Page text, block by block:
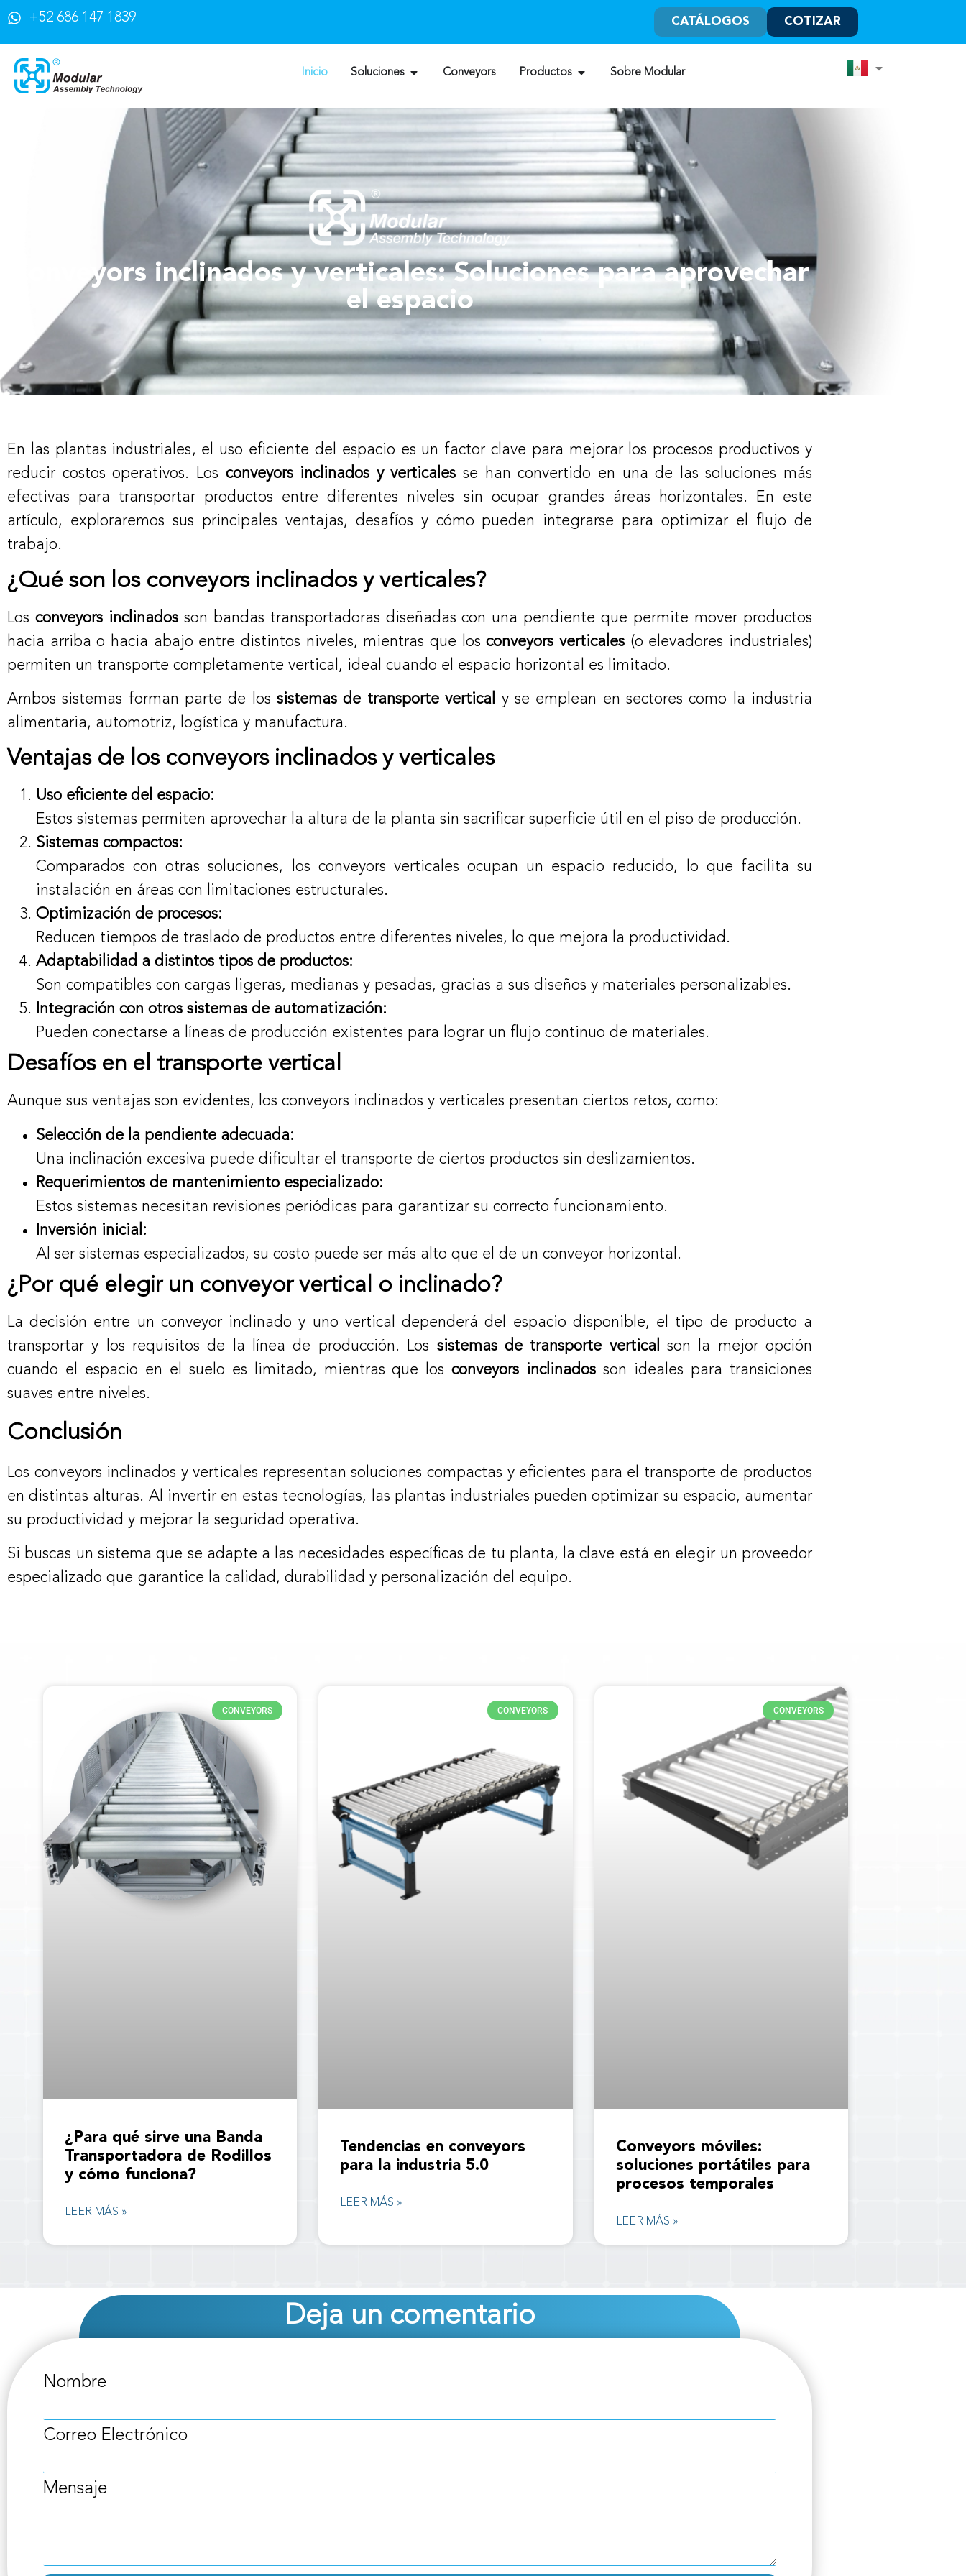
+52 686 147 1839 CATÁLOGOS COTIZAR
Inicio Soluciones Conveyors Productos Sobre Modular
Conveyors inclinados y verticales: Soluciones para aprovechar
el espacio
En las plantas industriales, el uso eficiente del espacio es un factor clave para mejorar los procesos productivos y
reducir costos operativos. Los conveyors inclinados y verticales se han convertido en una de las soluciones más
efectivas para transportar productos entre diferentes niveles sin ocupar grandes áreas horizontales. En este
artículo, exploraremos sus principales ventajas, desafíos y cómo pueden integrarse para optimizar el flujo de
trabajo.
¿Qué son los conveyors inclinados y verticales?
Los conveyors inclinadosson bandas transportadoras diseñadas con una pendiente que permite mover productos
hacia arriba o hacia abajo entre distintos niveles, mientras que losconveyors verticales (o elevadores industriales)
permiten un transporte completamente vertical, ideal cuando el espacio horizontal es limitado.
Ambos sistemas forman parte de lossistemas de transporte vertical
y se emplean en sectores como la industria
alimentaria, automotriz, logística y manufactura.
Ventajas de los conveyors inclinados y verticales
Uso eficiente del espacio:
Estos sistemas permiten aprovechar la altura de la planta sin sacrificar superficie útil en el piso de producción.
Sistemas compactos:
Comparados con otras soluciones, los conveyors verticales ocupan un espacio reducido, lo que facilita su
instalación en áreas con limitaciones estructurales.
Optimización de procesos:
Reducen tiempos de traslado de productos entre diferentes niveles, lo que mejora la productividad.
Adaptabilidad a distintos tipos de productos:
Son compatibles con cargas ligeras, medianas y pesadas, gracias a sus diseños y materiales personalizables.
Integración con otros sistemas de automatización:
Pueden conectarse a líneas de producción existentes para lograr un flujo continuo de materiales.
Desafíos en el transporte vertical
Aunque sus ventajas son evidentes, los conveyors inclinados y verticales presentan ciertos retos, como:
Selección de la pendiente adecuada:
Una inclinación excesiva puede dificultar el transporte de ciertos productos sin deslizamientos.
Requerimientos de mantenimiento especializado:
Estos sistemas necesitan revisiones periódicas para garantizar su correcto funcionamiento.
Inversión inicial:
Al ser sistemas especializados, su costo puede ser más alto que el de un conveyor horizontal.
¿Por qué elegir un conveyor vertical o inclinado?
La decisión entre un conveyor inclinado y uno vertical dependerá del espacio disponible, el tipo de producto a
transportar y los requisitos de la línea de producción. Los sistemas de transporte vertical
son la mejor opción
cuando el espacio en el suelo es limitado, mientras que losconveyors inclinados son ideales para transiciones
suaves entre niveles.
Conclusión
Los conveyors inclinados y verticales representan soluciones compactas y eficientes para el transporte de productos
en distintas alturas. Al invertir en estas tecnologías, las plantas industriales pueden optimizar su espacio, aumentar
su productividad y mejorar la seguridad operativa.
Si buscas un sistema que se adapte a las necesidades específicas de tu planta, la clave está en elegir un proveedor
especializado que garantice la calidad, durabilidad y personalización del equipo.
CONVEYORS
¿Para qué sirve una Banda
Transportadora de Rodillos
y cómo funciona?
LEER MÁS »
CONVEYORS
Tendencias en conveyors
para la industria 5.0
LEER MÁS »
CONVEYORS
Conveyors móviles:
soluciones portátiles para
procesos temporales
LEER MÁS »
Deja un comentario
Nombre
Correo Electrónico
Mensaje